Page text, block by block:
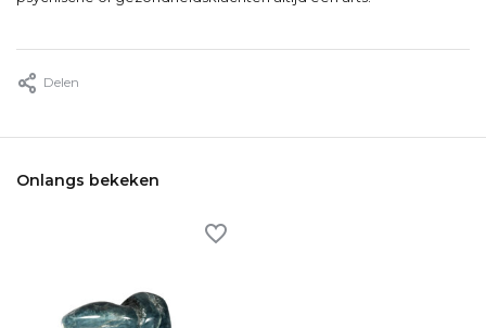
Delen
Onlangs bekeken